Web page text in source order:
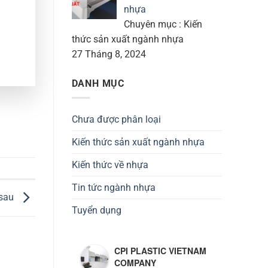
nhựa
Chuyên mục : Kiến
thức sản xuất ngành nhựa
27 Tháng 8, 2024
DANH MỤC
Chưa được phân loại
Kiến thức sản xuất ngành nhựa
Kiến thức về nhựa
Tin tức ngành nhựa
Tuyển dụng
CPI PLASTIC VIETNAM
COMPANY